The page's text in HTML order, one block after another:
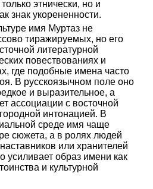
этнически, но и
знак укорененности.
имя Муртаз не
тиражируемых, но его
литературной
повествованиях и
где подобные имена часто
В русскоязычном поле оно
и выразительное, а
ассоциации с восточной
интонацией. В
среде имя чаще
сюжета, а в ролях людей
или хранителей
усиливает образ имени как
и культурной